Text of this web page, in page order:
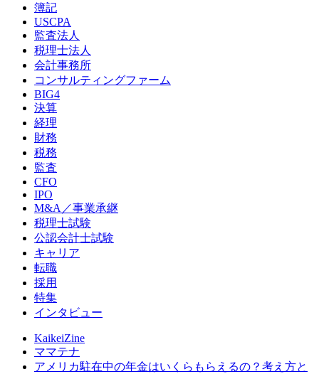
簿記
USCPA
監査法人
税理士法人
会計事務所
コンサルティングファーム
BIG4
決算
経理
財務
税務
監査
CFO
IPO
M&A／事業承継
税理士試験
公認会計士試験
キャリア
転職
採用
特集
インタビュー
KaikeiZine
ママテナ
アメリカ駐在中の年金はいくらもらえるの？考え方と